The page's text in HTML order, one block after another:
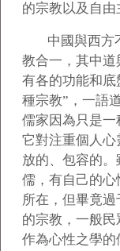
的宗教以及自
中國與西方
教合一，其中道
有各的功能和底
種宗教”，一語
儒家因為只是一
它對注重個人
放的、包容的
儒，有自己的
所在，但畢竟
的宗教，一般民
作為心性之學